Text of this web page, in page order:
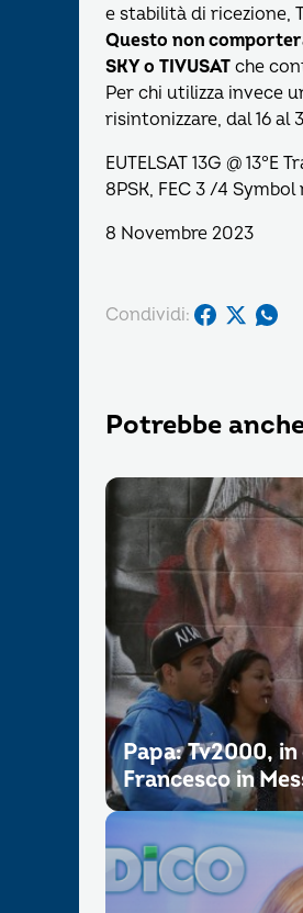
e stabilità di ricezione,
Questo non
SKY o TIVUSAT che
Per chi utilizza invece
risintonizzare, dal 16
EUTELSAT 13G @
8PSK, FEC 3 /4
8 Novembre 2023
Condividi:
Potrebbe
Papa: Tv2000,
Francesco in